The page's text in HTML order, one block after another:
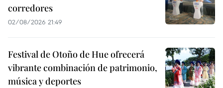
corredores
02/08/2026 21:49
Festival de Otoño de Hue ofrecerá
vibrante combinación de patrimonio,
música y deportes